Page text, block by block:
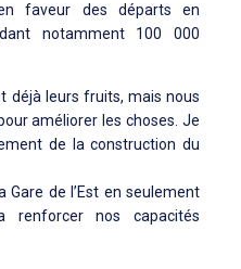
faveur des départs en
notamment 100 000
déjà leurs fruits, mais nous
améliorer les choses. Je
de la construction du
Gare de l’Est en seulement
nos capacités